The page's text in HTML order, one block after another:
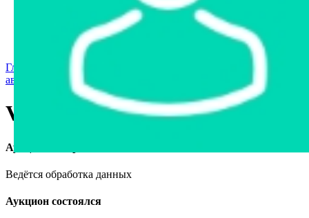
Арестованное имущество
Реестр несостоявшихся торгов
Реестр переоценок
Государственное имущество
Главная страница
автомобили
Volkswagen Transporter, 1998
Volkswagen Transporter, 1998
Аукцион завершён
Ведётся обработка данных
Аукцион состоялся